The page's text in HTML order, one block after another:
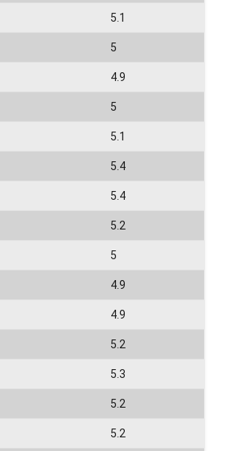
5.1
5
4.9
5
5.1
5.4
5.4
5.2
5
4.9
4.9
5.2
5.3
5.2
5.2